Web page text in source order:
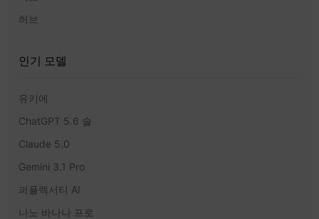
허브
인기 모델
유키에
ChatGPT 5.6 솔
Claude 5.0
Gemini 3.1 Pro
퍼플렉서티 AI
나노 바나나 프로